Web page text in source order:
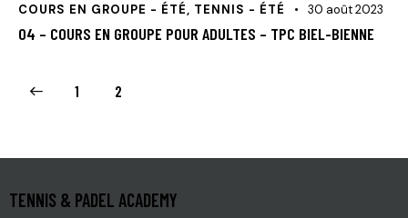
COURS EN GROUPE - ÉTÉ, TENNIS - ÉTÉ 30 août 2023
04 – COURS EN GROUPE POUR ADULTES – TPC BIEL-BIENNE
1 2
TENNIS & PADEL ACADEMY